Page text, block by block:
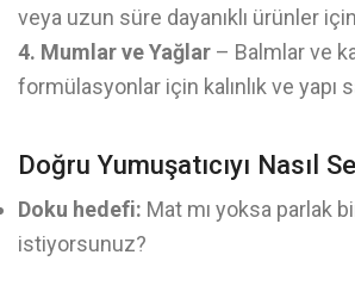
veya uzun süre dayanıklı ürünler
4. Mumlar ve Yağlar – Balmlar ve
formülasyonlar için kalınlık ve yapı
Doğru Yumuşatıcıyı Nasıl
Doku hedefi: Mat mı yoksa parlak
istiyorsunuz?